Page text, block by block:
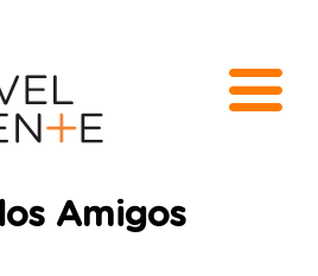
Amigos